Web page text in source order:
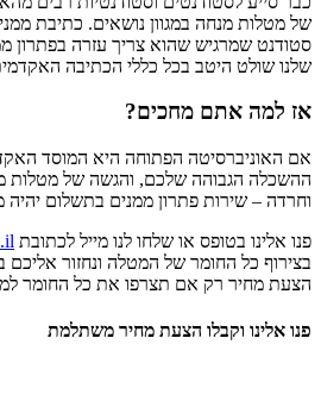
של מטלות מנחה במגוון נושאים. כתיבת
סטודנט שמרגיש שהוא צריך עזרה בפתרון
שלנו שולט היטב בכל כללי הכתיבה
אז למה אתם מחכים?
אם האוניברסיטה הפתוחה היא המוסד
ההשכלה הגבוהה שלכם, והגשה של מטלות
וחרדה – שירות פתרון ממנים בתשלום
פנו אלינו בטופס או שלחו לנו מייל לכתובת
בצירוף כל החומר של המטלה ונחזור
הצעת מחיר רק אם תצרפו את כל החומר
פנו אלינו וקבלו הצעת מחיר משתלמת